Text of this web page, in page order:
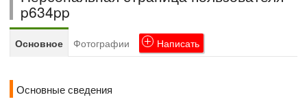
Форумы
Сервисы и услуги
p634pp
Основное Фотографии Написать
Основные сведения